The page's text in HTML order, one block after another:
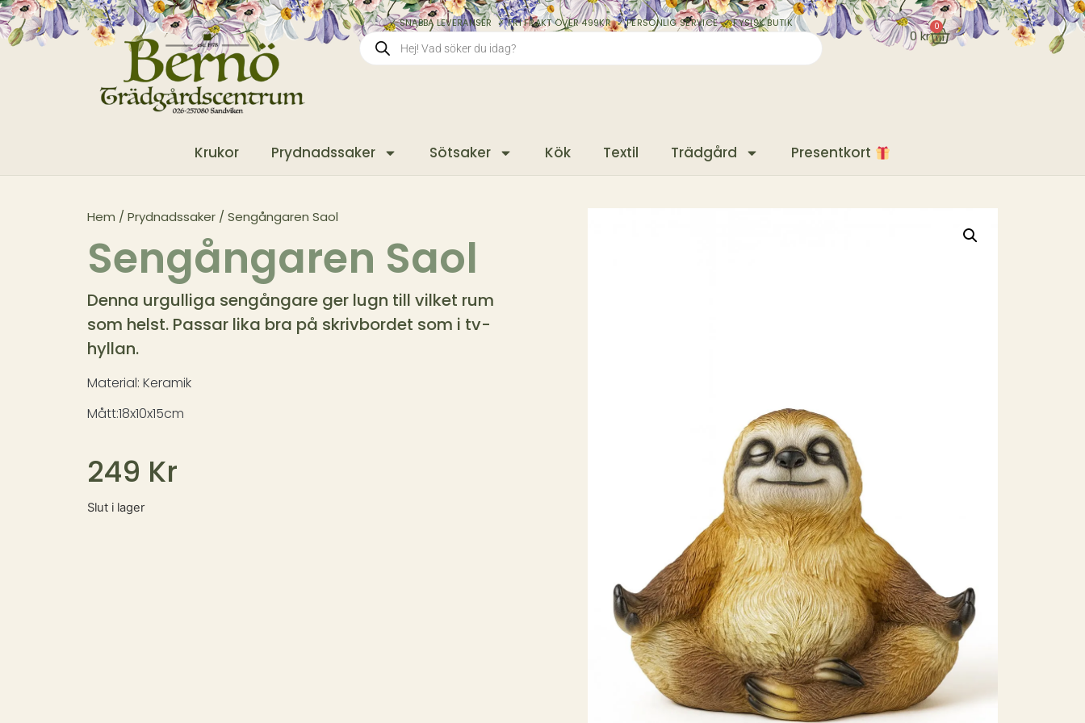
✓ SNABBA LEVERANSER ✓ FRI FRAKT ÖVER 499KR ✓ PERSONLIG SERVICE ✓ FYSISK BUTIK
0kr
0
Krukor Prydnadssaker Sötsaker Kök Textil Trädgård Presentkort
Hem / Prydnadssaker/ Sengångaren Saol
Sengångaren Saol
Denna urgulliga sengångare ger lugn till vilket rum
som helst. Passar lika bra på skrivbordet som i tv-
hyllan.
Material: Keramik
Mått:18x10x15cm
249 Kr
Slut i lager